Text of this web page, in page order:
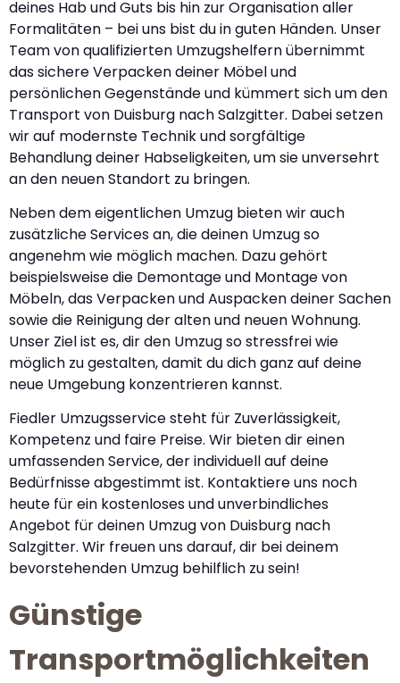
deines Hab und Guts bis hin zur Organisation aller
Formalitäten – bei uns bist du in guten Händen. Unser
Team von qualifizierten Umzugshelfern übernimmt
das sichere Verpacken deiner Möbel und
persönlichen Gegenstände und kümmert sich um den
Transport von Duisburg nach Salzgitter. Dabei setzen
wir auf modernste Technik und sorgfältige
Behandlung deiner Habseligkeiten, um sie unversehrt
an den neuen Standort zu bringen.
Neben dem eigentlichen Umzug bieten wir auch
zusätzliche Services an, die deinen Umzug so
angenehm wie möglich machen. Dazu gehört
beispielsweise die Demontage und Montage von
Möbeln, das Verpacken und Auspacken deiner Sachen
sowie die Reinigung der alten und neuen Wohnung.
Unser Ziel ist es, dir den Umzug so stressfrei wie
möglich zu gestalten, damit du dich ganz auf deine
neue Umgebung konzentrieren kannst.
Fiedler Umzugsservice steht für Zuverlässigkeit,
Kompetenz und faire Preise. Wir bieten dir einen
umfassenden Service, der individuell auf deine
Bedürfnisse abgestimmt ist. Kontaktiere uns noch
heute für ein kostenloses und unverbindliches
Angebot für deinen Umzug von Duisburg nach
Salzgitter. Wir freuen uns darauf, dir bei deinem
bevorstehenden Umzug behilflich zu sein!
Günstige
Transportmöglichkeiten